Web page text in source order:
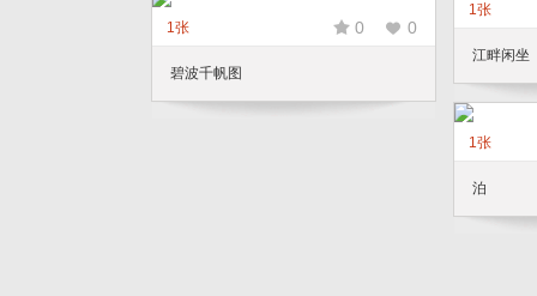
1张
江畔闲坐
1张 0 0
碧波千帆图
1张
泊